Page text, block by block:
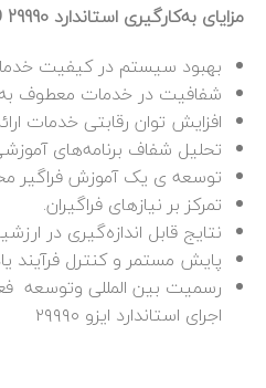
مزایای به‌کارگیری استاندارد ISO 29990 – ایزو آموزش
بهبود سیستم در کیفیت
شفافیت در خدمات معطوف به
افزایش توان رقابتی خدمات
تحلیل شفاف برنامه‌های
توسعه ی یکآموزش فراگیر
تمرکز بر نیازهای فراگیران.
نتایج قابل اندازه‌گیری در
پایش مستمر و کنترل فرآیند
رسمیت بین المللی وتوسعه
اجرای استاندارد ایزو ۲۹۹۹۰